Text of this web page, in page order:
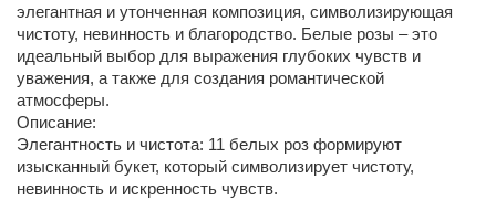
элегантная и утонченная композиция, символизирующая
чистоту, невинность и благородство. Белые розы – это
идеальный выбор для выражения глубоких чувств и
уважения, а также для создания романтической
атмосферы.
Описание:
Элегантность и чистота: 11 белых роз формируют
изысканный букет, который символизирует чистоту,
невинность и искренность чувств.